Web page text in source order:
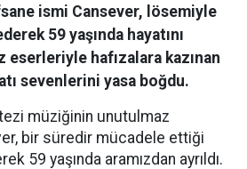
ismi Cansever, lösemiyle
59 yaşında hayatını
eserleriyle hafızalara kazınan
sevenlerini yasa boğdu.
müziğinin unutulmaz
bir süredir mücadele ettiği
59 yaşında aramızdan ayrıldı.